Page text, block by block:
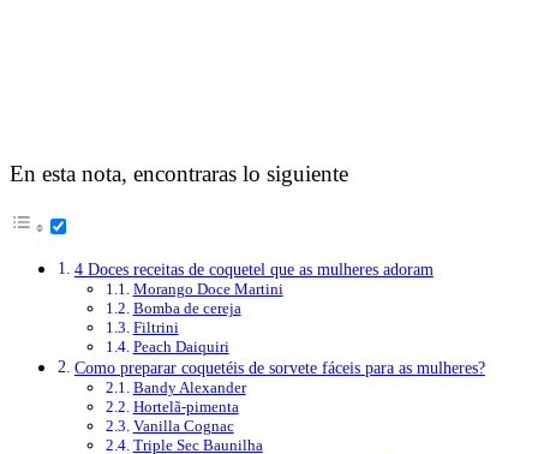
En esta nota, encontraras lo siguiente
4 Doces receitas de coquetel que as mulheres adoram
Morango Doce Martini
Bomba de cereja
Filtrini
Peach Daiquiri
Como preparar coquetéis de sorvete fáceis para as mulheres?
Bandy Alexander
Hortelã-pimenta
Vanilla Cognac
Triple Sec Baunilha